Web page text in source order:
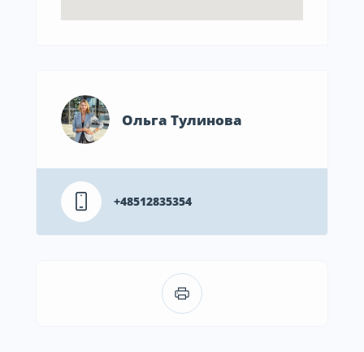
Ольга Тулинова
+48512835354